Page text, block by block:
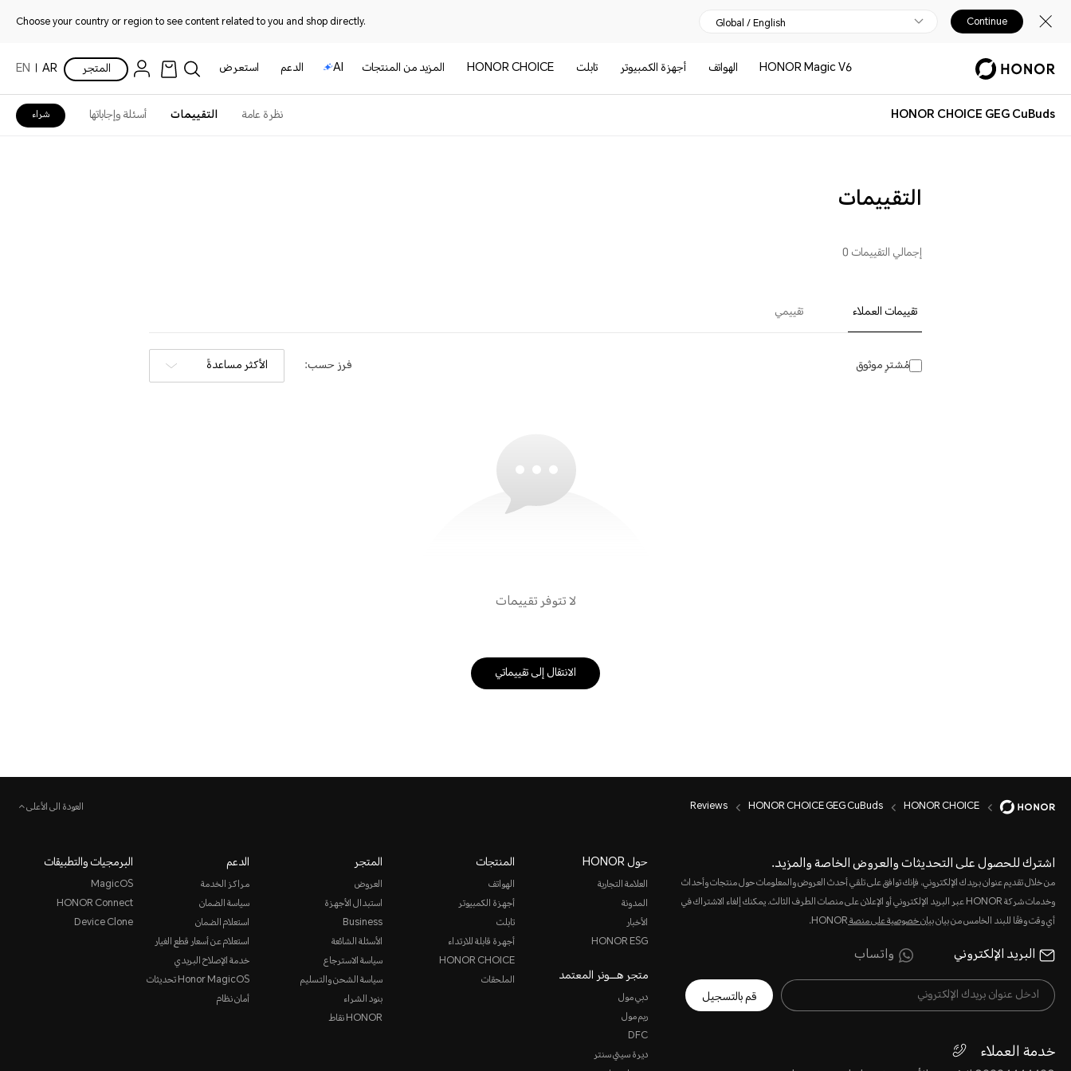
Choose your country or region to see content related to you and shop directly. Global / English Continue
HONOR Magic V6 الهواتف أجهزة الكمبيوتر تابلت HONOR CHOICE المزيد من المنتجات AI الدعم استعرض المتجر AR
EN
HONOR CHOICE GEG CuBuds نظرة عامة التقييمات أسئلة وإجاباتها شراء
التقييمات
إجمالي التقييمات 0
تقييمات العملاء تقييمي
مُشترٍ موثوق فرز حسب: الأكثر مساعدةً
لا تتوفر تقييمات
الانتقال إلى تقييماتي
HONOR CHOICE
HONOR CHOICE GEG CuBuds
Reviews العودة الى الأعلى
اشترك للحصول على التحديثات والعروض الخاصة والمزيد.
من خلال تقديم عنوان بريدك الإلكتروني، فإنك توافق على تلقي أحدث العروض والمعلومات حول منتجات وأحداث
وخدمات شركة HONOR عبر البريد الإلكتروني أو الإعلان على منصات الطرف الثالث. يمكنك إلغاء الاشتراك في
أي وقت وفقًا للبند الخامس من بيانبيان خصوصية على منصةHONOR.
البريد الإلكتروني واتساب
قم بالتسجيل
خدمة العملاء
حول HONOR
العلامة التجارية
المدونة
الأخبار
HONOR ESG
متجر هـــونر المعتمد
دبي مول
ريم مول
DFC
ديرة سيتي سنتر
المنتجات
الهواتف
أجهزة الكمبيوتر
تابلت
أجهرة قابلة للارتداء
HONOR CHOICE
الملحقات
المتجر
العروض
استبدال الأجهزة
Business
الأسئلة الشائعة
سياسة الاسترجاع
سياسة الشحن والتسليم
بنود الشراء
HONOR نقاط
الدعم
مراكز الخدمة
سياسة الضمان
استعلام الضمان
استعلام عن أسعار قطع الغيار
خدمة الإصلاح البريدي
Honor MagicOS تحديثات
أمان نظام
البرمجيات والتطبيقات
MagicOS
HONOR Connect
Device Clone